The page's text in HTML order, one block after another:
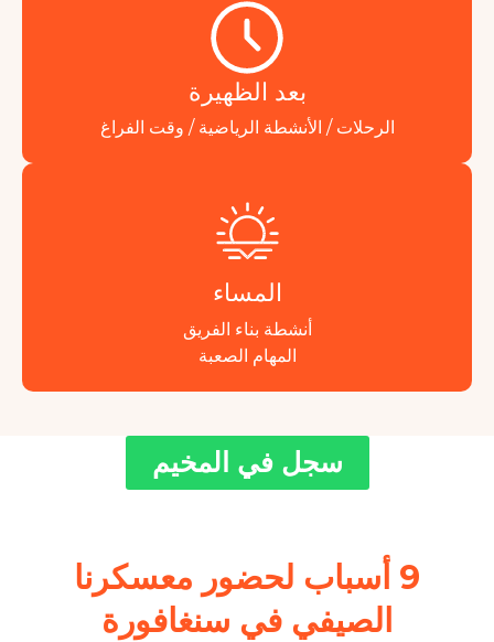
بعد الظهيرة
الرحلات / الأنشطة الرياضية / وقت الفراغ
أنشطة بناء الفريق
المهام الصعبة
سجل في المخيم
9 أسباب لحضور معسكرنا
الصيفي في سنغافورة